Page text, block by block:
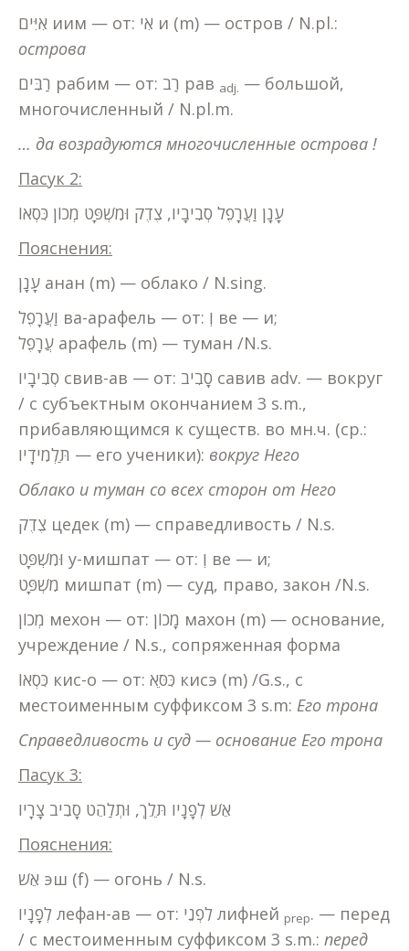
אִיִּים иим — от: אִי и (m) — остров / N.pl.:
острова
רַבִּים рабим — от: רַב рав adj. — большой,
многочисленный / N.pl.m.
… да возрадуются многочисленные острова !
Пасук 2:
עָנָן וַעֲרָפֶל סְבִיבָיו, צֶדֶק וּמִשְׁפָּט מְכוֹן כִּסְאוֹ
Пояснения:
עָנָן анан (m) — облако / N.sing.
וַעֲרָפֶל ва-арафель — от: וְ ве — и;
עֲרָפֶל арафель (m) — туман /N.s.
סְבִיבָיו свив-ав — от: סָבִיב савив adv. — вокруг
/ с субъектным окончанием 3 s.m.,
прибавляющимся к существ. во мн.ч. (ср.:
תַּלְמִידָיו — его ученики): вокруг Него
Облако и туман со всех сторон от Него
צֶדֶק цедек (m) — справедливость / N.s.
וּמִשְׁפָּט у-мишпат — от: וְ ве — и;
מִשְׁפָּט мишпат (m) — суд, право, закон /N.s.
מְכוֹן мехон — от: מָכוֹן махон (m) — основание,
учреждение / N.s., сопряженная форма
כִּסְאוֹ кис-о — от: כִּסֵּא кисэ (m) /G.s., с
местоименным суффиксом 3 s.m: Его трона
Справедливость и суд — основание Его трона
Пасук 3:
אֵשׁ לְפָנָיו תֵּלֵךְ, וּתְלַהֵט סָבִיב צָרָיו
Пояснения:
אֵשׁ эш (f) — огонь / N.s.
לְפָנָיו лефан-ав — от: לִפְנֵי лифней prep. — перед
/ с местоименным суффиксом 3 s.m.: перед